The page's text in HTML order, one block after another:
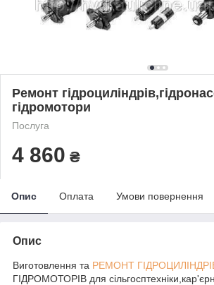
Ремонт
гідромотори
Послуга
4 860 ₴
Опис Оплата Умови повернення
Опис
Виготовлення та РЕМОНТ
ГІДРОМОТОРІВ для